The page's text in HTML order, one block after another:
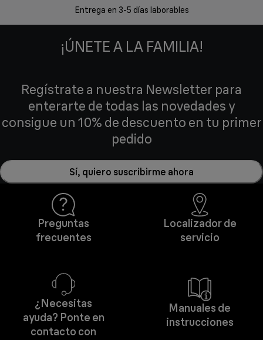
Entrega en 3-5 días laborables
¡ÚNETE A LA FAMILIA!
Regístrate a nuestra Newsletter para
enterarte de todas las novedades y
consigue un 10% de descuento en tu primer
pedido
Sí, quiero suscribirme ahora
Preguntas
frecuentes
Localizador de
servicio
¿Necesitas
ayuda? Ponte en
contacto con
Manuales de
instrucciones